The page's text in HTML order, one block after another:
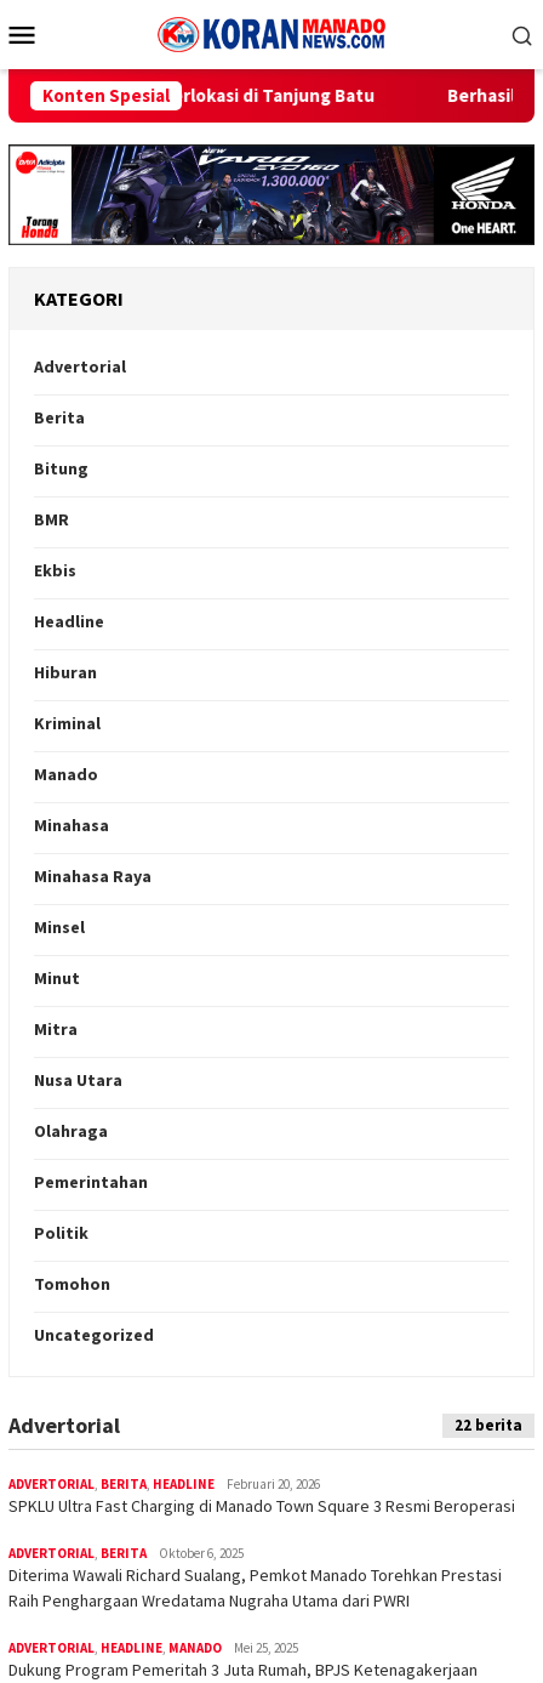
ke
Mobile
Konten Spesial
Berlokasi di Tanjung Batu Berhasil Operasikan
KATEGORI
Advertorial
Berita
Bitung
BMR
Ekbis
Headline
Hiburan
Kriminal
Manado
Minahasa
Minahasa Raya
Minsel
Minut
Mitra
Nusa Utara
Olahraga
Pemerintahan
Politik
Tomohon
Uncategorized
Indeks
Advertorial 22 berita
ADVERTORIAL, BERITA, HEADLINE Februari 20, 2026
SPKLU Ultra Fast Charging di Manado Town Square 3 Resmi Beroperasi
ADVERTORIAL, BERITA Oktober 6, 2025
Diterima Wawali Richard Sualang, Pemkot Manado Torehkan Prestasi
Raih Penghargaan Wredatama Nugraha Utama dari PWRI
ADVERTORIAL, HEADLINE, MANADO Mei 25, 2025
Dukung Program Pemeritah 3 Juta Rumah, BPJS Ketenagakerjaan